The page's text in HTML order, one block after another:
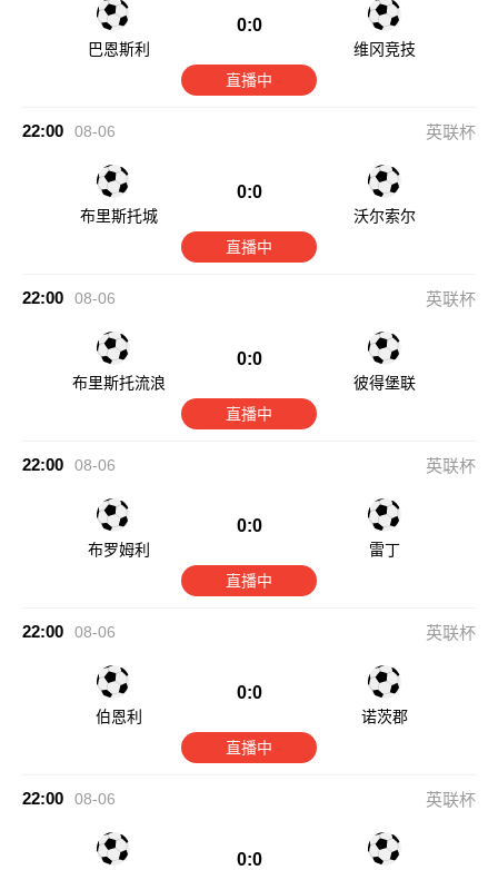
巴恩斯利
0:0
维冈竞技
直播中
22:00 08-06 英联杯
布里斯托城
0:0
沃尔索尔
直播中
22:00 08-06 英联杯
布里斯托流浪
0:0
彼得堡联
直播中
22:00 08-06 英联杯
布罗姆利
0:0
雷丁
直播中
22:00 08-06 英联杯
伯恩利
0:0
诺茨郡
直播中
22:00 08-06 英联杯
0:0